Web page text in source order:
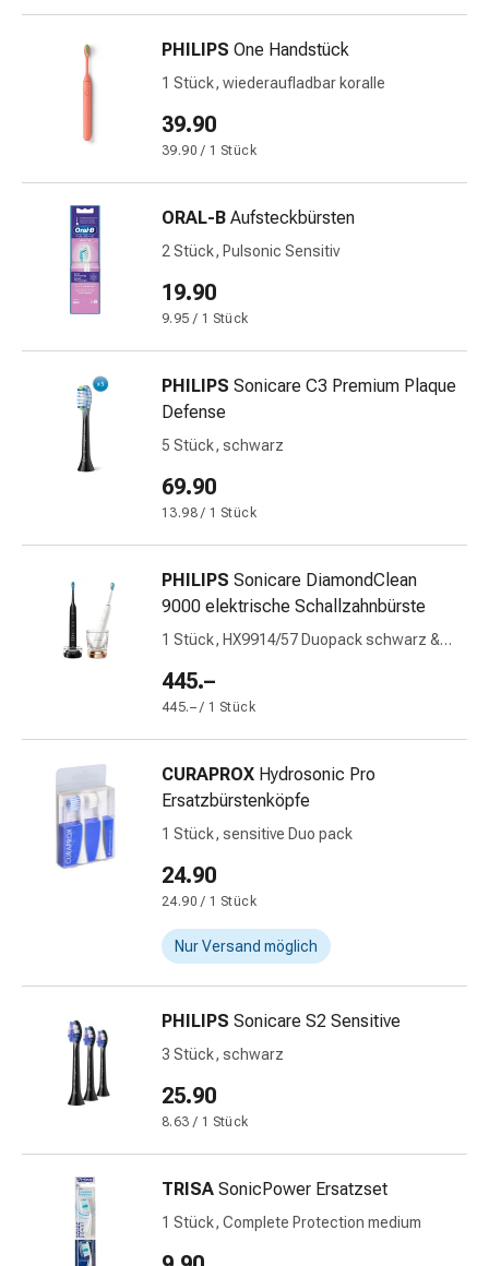
Herz
Kreislauf
Herztherapie
Kompressions-
Strümpfe
Venenbeschwerden
Herznerven-
Gedächtnis-
Konzentrationsstörung
Allergien
&
Heuschnupfen
Antiallergika
Haut
Nase
Durchfall
Hämorrhoiden
Magenbrennen
Erbrechen
Verdauung,
Blähungen
Krämpfe
Medizinische
Hautpflege
Ekzeme
Juckreiz
Warzen
Nagel-
Trockene
Haut
PHILIPS One Handstück
1 Stück, wiederaufladbar koralle
39.90
39.90 / 1 Stück
ORAL-B Aufsteckbürsten
2 Stück, Pulsonic Sensitiv
19.90
9.95 / 1 Stück
PHILIPS Sonicare C3 Premium Plaque
Defense
5 Stück, schwarz
69.90
13.98 / 1 Stück
PHILIPS Sonicare DiamondClean
9000 elektrische Schallzahnbürste
1 Stück, HX9914/57 Duopack schwarz &
445.–
445.– / 1 Stück
CURAPROX Hydrosonic Pro
Ersatzbürstenköpfe
1 Stück, sensitive Duo pack
24.90
24.90 / 1 Stück
Nur Versand möglich
PHILIPS Sonicare S2 Sensitive
3 Stück, schwarz
25.90
8.63 / 1 Stück
TRISA SonicPower Ersatzset
1 Stück, Complete Protection medium